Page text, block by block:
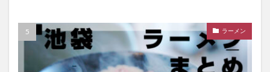
ラーメン